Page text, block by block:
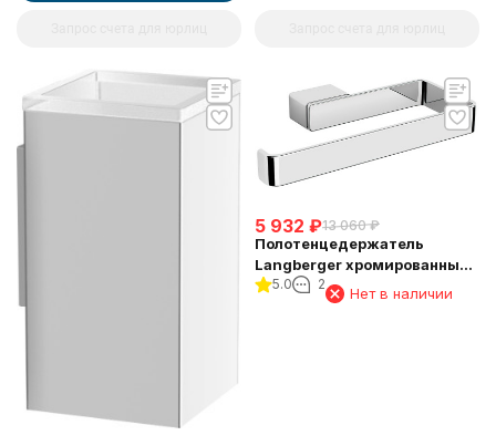
5 932 ₽13 060 ₽
Полотенцедержатель
Langberger хромированный
5.0 2
Нет в наличии